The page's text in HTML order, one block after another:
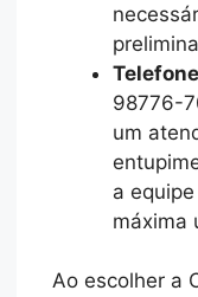
98776-
um
a
máxima
Ao escolher a